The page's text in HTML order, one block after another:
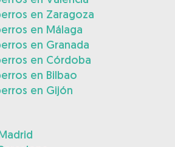
en Zaragoza
en Málaga
en Granada
en Córdoba
en Bilbao
en Gijón